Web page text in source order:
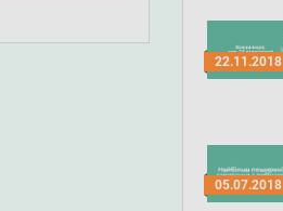
22.11.2018
05.07.2018